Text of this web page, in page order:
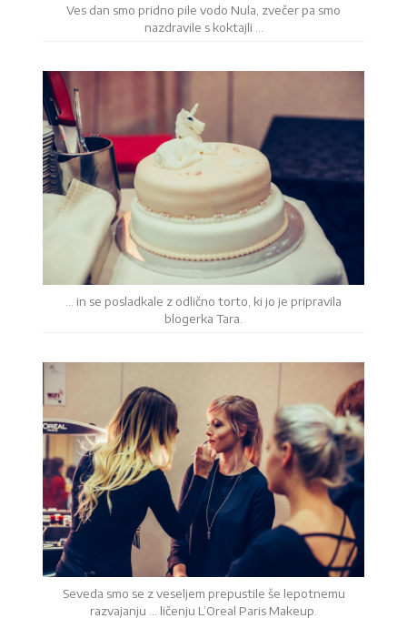
Ves dan smo pridno pile vodo Nula, zvečer pa smo
nazdravile s koktajli …
… in se posladkale z odlično torto, ki jo je pripravila
blogerka Tara.
Seveda smo se z veseljem prepustile še lepotnemu
razvajanju … ličenju L’Oreal Paris Makeup.